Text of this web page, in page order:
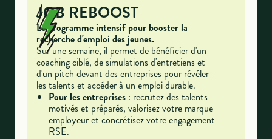
JOB REBOOST
Le programme intensif pour booster la
recherche d'emploi des jeunes.
Sur une semaine, il permet de bénéficier d'un
coaching ciblé, de simulations d'entretiens et
d'un pitch devant des entreprises pour révéler
les talents et accéder à un emploi durable.
Pour les entreprises : recrutez des talents
motivés et préparés, valorisez votre marque
employeur et concrétisez votre engagement
RSE.